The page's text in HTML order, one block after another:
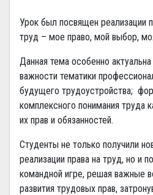
Урок был посвящен реализации
труд – мое право, мой выбор,
Данная тема особенно
важности тематики
будущего трудоустройства;
комплексного понимания труда
их прав и обязанностей.
Студенты не только получили
реализации права на труд, но и
командной игре, решая важные
развития трудовых прав,